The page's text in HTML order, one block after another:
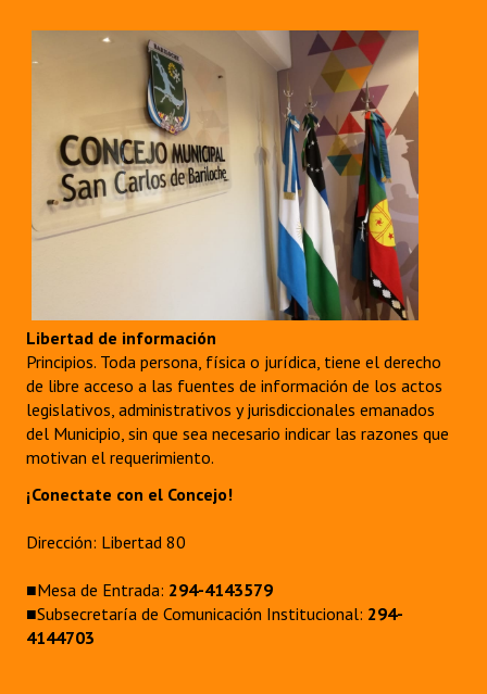
Libertad de información
Principios. Toda persona, física o jurídica, tiene el derecho
de libre acceso a las fuentes de información de los actos
legislativos, administrativos y jurisdiccionales emanados
del Municipio, sin que sea necesario indicar las razones que
motivan el requerimiento.
¡Conectate con el Concejo!
Dirección: Libertad 80
■Mesa de Entrada: 294-4143579
■Subsecretaría de Comunicación Institucional: 294-
4144703